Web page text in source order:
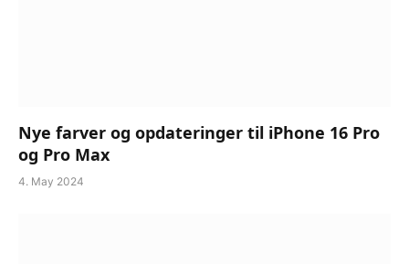
Nye farver og opdateringer til iPhone 16 Pro
og Pro Max
4. May 2024